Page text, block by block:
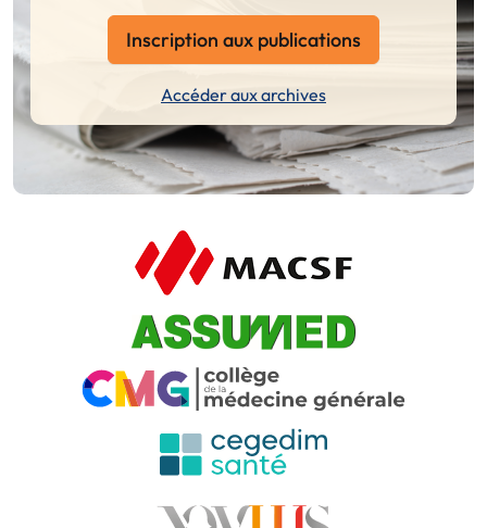
Inscription aux publications
Accéder aux archives